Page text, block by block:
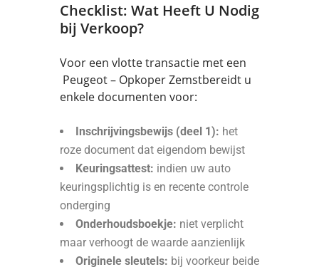
Checklist: Wat Heeft U Nodig
bij Verkoop?
Voor een vlotte transactie met een
Peugeot – Opkoper Zemstbereidt u
enkele documenten voor:
Inschrijvingsbewijs (deel 1): het
roze document dat eigendom bewijst
Keuringsattest: indien uw auto
keuringsplichtig is en recente controle
onderging
Onderhoudsboekje: niet verplicht
maar verhoogt de waarde aanzienlijk
Originele sleutels: bij voorkeur beide